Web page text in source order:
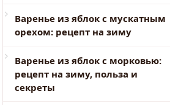
Варенье из яблок с мускатным
орехом: рецепт на зиму
Варенье из яблок с морковью:
рецепт на зиму, польза и
секреты